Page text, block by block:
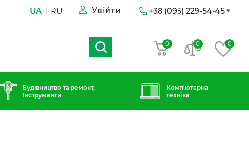
UA RU Увійти +38 (095) 229-54-45
0 0
0
Будівництво та ремонт,
Інструменти
Комп'ютерна
техніка